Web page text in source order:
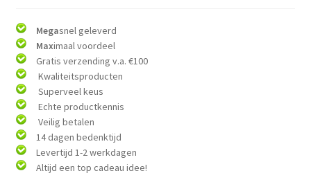
Megasnel geleverd
Maximaal voordeel
Gratis verzending v.a. €100
Kwaliteitsproducten
Superveel keus
Echte productkennis
Veilig betalen
14 dagen bedenktijd
Levertijd 1-2 werkdagen
Altijd een top cadeau idee!